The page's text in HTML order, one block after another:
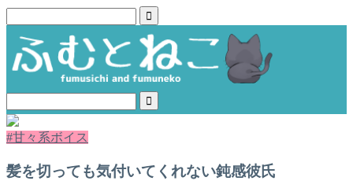
#甘々系ボイス
髪を切っても気付いてくれない鈍感彼氏